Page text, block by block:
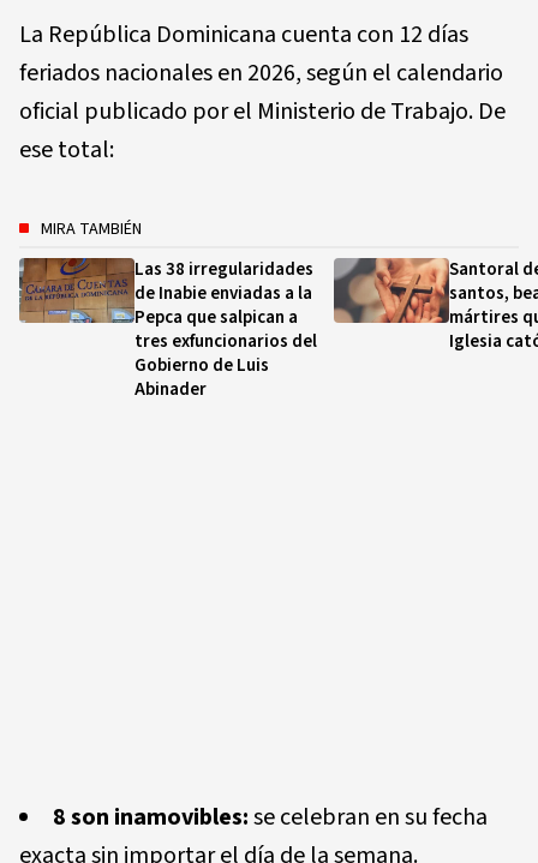
La República Dominicana cuenta con 12 días
feriados nacionales en 2026, según el calendario
oficial publicado por el Ministerio de Trabajo. De
ese total:
MIRA TAMBIÉN
Las 38 irregularidades
de Inabie enviadas a la
Pepca que salpican a
tres exfuncionarios del
Gobierno de Luis
Abinader
Santoral
santos,
mártires
Iglesia
8 son inamovibles:se celebran en su fecha